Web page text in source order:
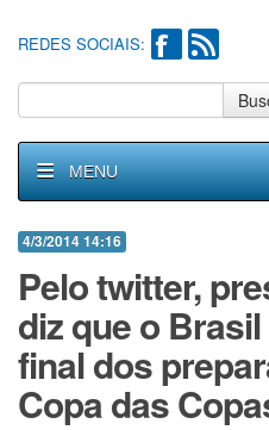
REDES SOCIAIS:
MENU
4/3/2014 14:16
Pelo twitter,
diz que o
final dos
Copa das